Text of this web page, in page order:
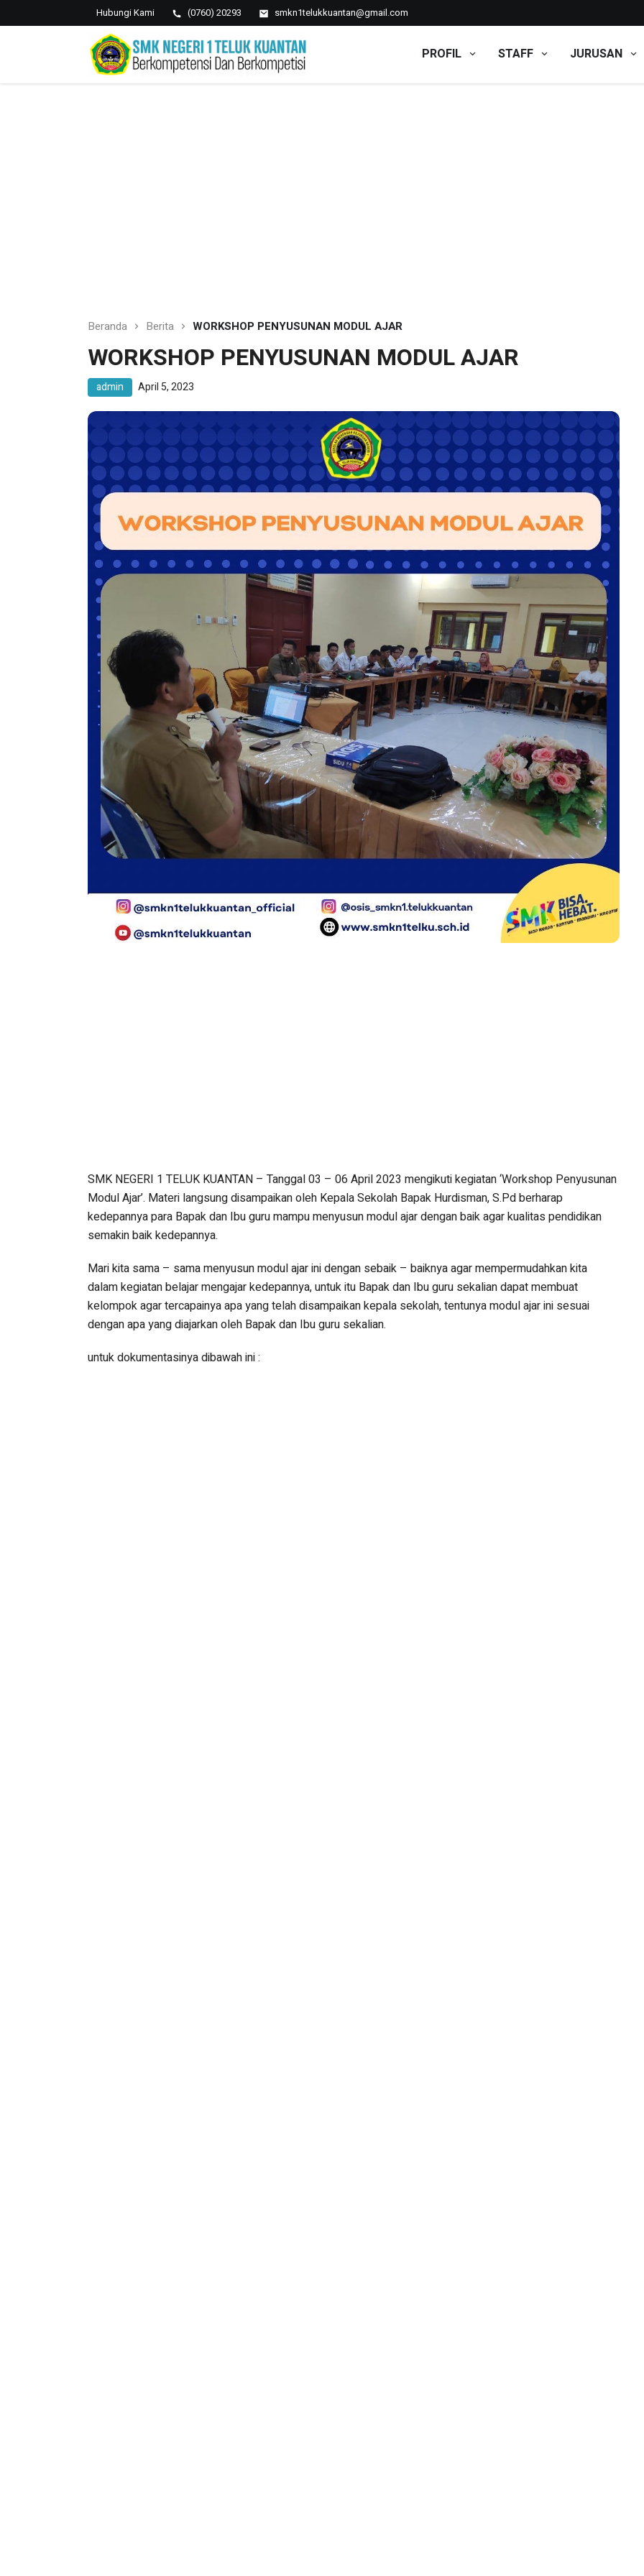
Hubungi Kami (0760) 20293 smkn1telukkuantan@gmail.com
SMK NEGERI 1 TELUK
KUANTAN
Berkopetensi Dan Berkompetisi PROFIL STAFF JURUSAN
Beranda Berita WORKSHOP PENYUSUNAN MODUL AJAR
WORKSHOP PENYUSUNAN MODUL AJAR
admin April 5, 2023
SMK NEGERI 1 TELUK KUANTAN – Tanggal 03 – 06 April 2023 mengikuti kegiatan ‘Workshop Penyusunan
Modul Ajar’. Materi langsung disampaikan oleh Kepala Sekolah Bapak Hurdisman, S.Pd berharap
kedepannya para Bapak dan Ibu guru mampu menyusun modul ajar dengan baik agar kualitas pendidikan
semakin baik kedepannya.
Mari kita sama – sama menyusun modul ajar ini dengan sebaik – baiknya agar mempermudahkan kita
dalam kegiatan belajar mengajar kedepannya, untuk itu Bapak dan Ibu guru sekalian dapat membuat
kelompok agar tercapainya apa yang telah disampaikan kepala sekolah, tentunya modul ajar ini sesuai
dengan apa yang diajarkan oleh Bapak dan Ibu guru sekalian.
untuk dokumentasinya dibawah ini :